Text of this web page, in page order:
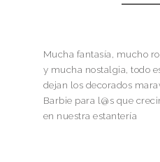
Mucha fantasía, mucho
y mucha nostalgia, todo
dejan los decorados
Barbie para l@s que
en nuestra estantería